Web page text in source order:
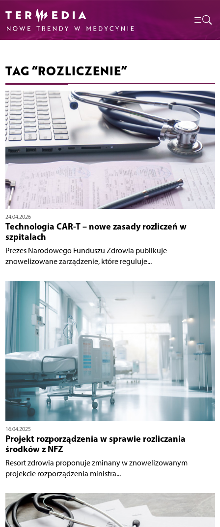
TAG “ROZLICZENIE”
24.04.2026
Technologia CAR-T – nowe zasady rozliczeń w
szpitalach
Prezes Narodowego Funduszu Zdrowia publikuje
znowelizowane zarządzenie, które reguluje...
16.04.2025
Projekt rozporządzenia w sprawie rozliczania
środków z NFZ
Resort zdrowia proponuje zminany w znowelizowanym
projekcie rozporządzenia ministra...